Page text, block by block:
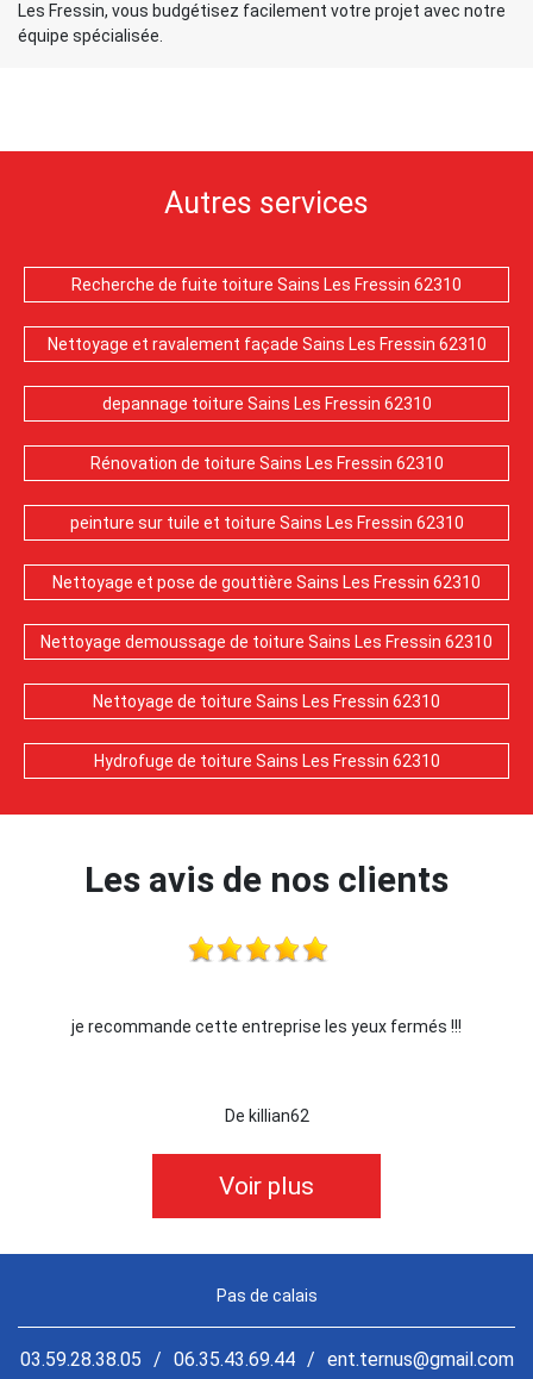
Les Fressin, vous budgétisez facilement votre projet avec notre
équipe spécialisée.
Autres services
Recherche de fuite toiture Sains Les Fressin 62310
Nettoyage et ravalement façade Sains Les Fressin 62310
depannage toiture Sains Les Fressin 62310
Rénovation de toiture Sains Les Fressin 62310
peinture sur tuile et toiture Sains Les Fressin 62310
Nettoyage et pose de gouttière Sains Les Fressin 62310
Nettoyage demoussage de toiture Sains Les Fressin 62310
Nettoyage de toiture Sains Les Fressin 62310
Hydrofuge de toiture Sains Les Fressin 62310
Les avis de nos clients
Je recommande !!
De Ornella
Voir plus
Pas de calais
03.59.28.38.05 / 06.35.43.69.44 / ent.ternus@gmail.com